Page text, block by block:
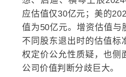
应估值仅30亿元；美的
值为50亿元。增资估值与
不同股东退出时的估值标
权定价公允性质疑，也侧
公司价值判断分歧巨大。